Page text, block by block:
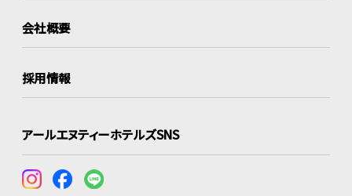
会社概要
採用情報
アールエヌティーホテルズSNS